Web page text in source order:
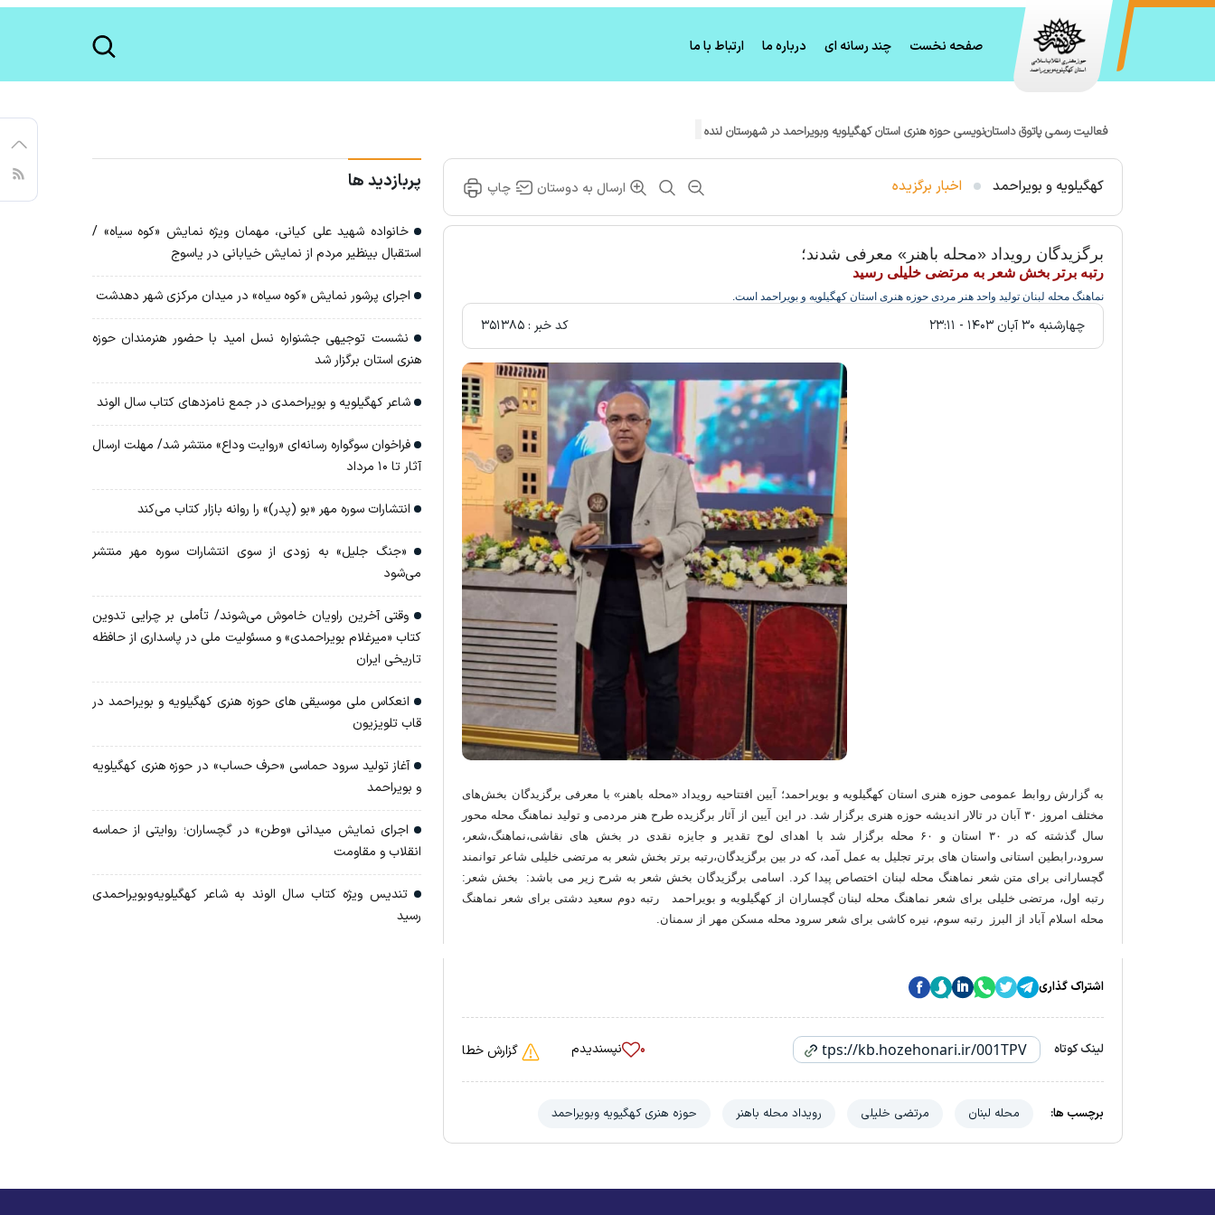
صفحه نخست چند رسانه ای درباره ما ارتباط با ما
فعالیت رسمی پاتوق داستان‌نویسی حوزه هنری استان کهگیلویه وبویراحمد در شهرستان لنده
کهگیلویه و بویراحمد اخبار برگزیده ارسال به دوستان چاپ
برگزیدگان رویداد «محله باهنر» معرفی شدند؛
رتبه برتر بخش شعر به مرتضی خلیلی رسید
نماهنگ محله لبنان تولید واحد هنر مردی حوزه هنری استان کهگیلویه و بویراحمد است.
چهارشنبه ۳۰ آبان ۱۴۰۳ - ۲۳:۱۱ کد خبر :
به گزارش روابط عمومی حوزه هنری استان کهگیلویه و بویراحمد؛ آیین افتتاحیه رویداد «محله باهنر» با معرفی برگزیدگان بخش‌های
مختلف امروز ۳۰ آبان در تالار اندیشه حوزه هنری برگزار شد. در این آیین از آثار برگزیده طرح هنر مردمی و تولید نماهنگ محله محور
سال گذشته که در ۳۰ استان و ۶۰ محله برگزار شد با اهدای لوح تقدیر و جایزه نقدی در بخش های نقاشی،نماهنگ،شعر،
سرود،رابطین استانی واستان های برتر تجلیل به عمل آمد، که در بین برگزیدگان،رتبه برتر بخش شعر به مرتضی خلیلی شاعر توانمند
گچسارانی برای متن شعر نماهنگ محله لبنان اختصاص پیدا کرد. اسامی برگزیدگان بخش شعر به شرح زیر می باشد: بخش شعر:
رتبه اول، مرتضی خلیلی برای شعر نماهنگ محله لبنان گچساران از کهگیلویه و بویراحمد رتبه دوم سعید دشتی برای شعر نماهنگ
محله اسلام آباد از البرز رتبه سوم، نیره کاشی برای شعر سرود محله مسکن مهر از سمنان.
اشتراک گذاری
لینک کوتاه ۰ نپسندیدم گزارش خطا
برچسب ها: محله لبنان مرتضی خلیلی رویداد محله باهنر حوزه هنری کهگیویه وبویراحمد
پربازدید ها
خانواده شهید علی کیانی، مهمان ویژه نمایش «کوه سیاه» /
استقبال بینظیر مردم از نمایش خیابانی در یاسوج
اجرای پرشور نمایش «کوه سیاه» در میدان مرکزی شهر دهدشت
نشست توجیهی جشنواره نسل امید با حضور هنرمندان حوزه
هنری استان برگزار شد
شاعر کهگیلویه و بویراحمدی در جمع نامزدهای کتاب سال الوند
فراخوان سوگواره رسانه‌ای «روایت وداع» منتشر شد/ مهلت ارسال
آثار تا ۱۰ مرداد
انتشارات سوره مهر «بو (پدر)» را روانه بازار کتاب می‌کند
«جنگ جلیل» به زودی از سوی انتشارات سوره مهر منتشر
می‌شود
وقتی آخرین راویان خاموش می‌شوند/ تأملی بر چرایی تدوین
کتاب «میرغلام بویراحمدی» و مسئولیت ملی در پاسداری از حافظه
تاریخی ایران
انعکاس ملی موسیقی های حوزه هنری کهگیلویه و بویراحمد در
قاب تلویزیون
آغاز تولید سرود حماسی «حرف حساب» در حوزه هنری کهگیلویه
و بویراحمد
اجرای نمایش میدانی «وطن» در گچساران؛ روایتی از حماسه
انقلاب و مقاومت
تندیس ویژه کتاب سال الوند به شاعر کهگیلویه‌وبویراحمدی
رسید